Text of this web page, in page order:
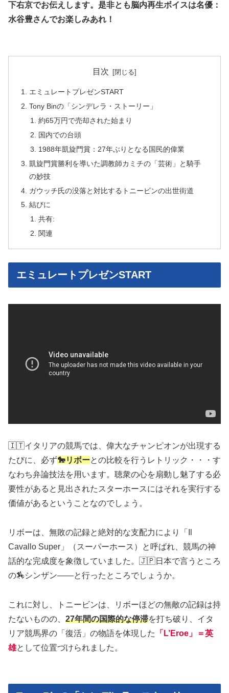
下右京でお伝えします。是非とも脳内再生ボイスは名優：
水谷豊さんでお楽しみあれ！
目次
エミュレートプレゼンSTART
Tony Binの「シンデレラ・ストーリー」
約65万円で売却された始まり
国内での台頭
1988年凱旋門賞：27年ぶりとなる国民的偉業
凱旋門賞勝利を導いた調教師カミチの「芸術」と騎手
の妙技
ガウッチ氏の没落と対比するトニービンの出世街道
結びに
共有:
関連
エミュレートプレゼンSTART
🇮🇹イタリアの競馬では、偉大なチャンピオンが出現する
たびに、必ず🐎リボーとの比較を行うレトリック・・・す
なわち弁論技法を用います。聴衆の心を扇動し魅了する必
要性があると見出されたスターホースにはそれを実行する
価値があるということなのでしょう。
リボーは、無敗の記録と絶対的な支配力により「Il
Cavallo Super」（スーパーホース）と呼ばれ、競馬の神
話的な完成度を象徴していました。🇯🇵日本で言うところ
の🏇シンザン——と行ったところでしょうか。
これに対し、トニービンは、リボーほどの無敵の記録は持
たないものの、 27年間の国際的な停滞を打ち破り、イタ
リア競馬界の「復活」の物語を体現した
「L’Eroe」＝英
雄として位置づけられました。